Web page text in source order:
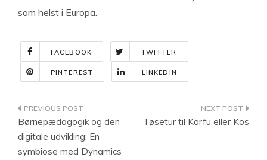
som helst i Europa.
FACEBOOK TWITTER
PINTEREST LINKEDIN
Indlægsnavigation
Børnepædagogik og den
digitale udvikling: En
symbiose med Dynamics
Tøsetur til Korfu eller Kos